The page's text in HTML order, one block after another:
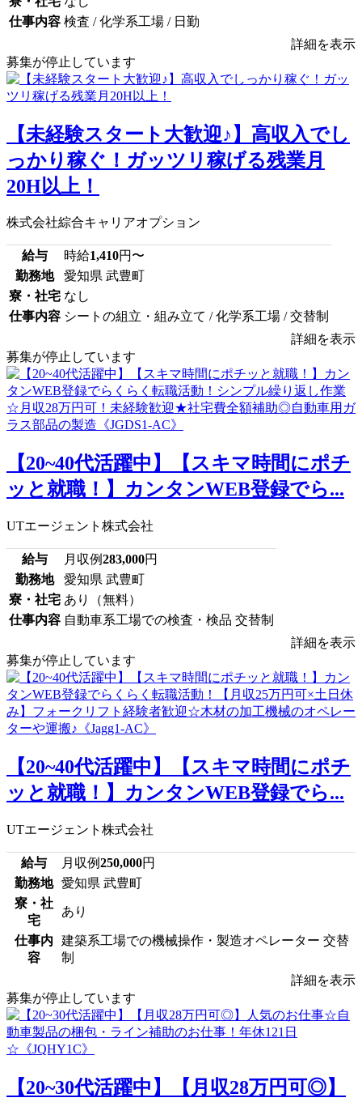
仕事内容 検査 / 化学系工場 / 日勤
詳細を表示
募集が停止しています
【未経験スタート大歓迎♪】高収入でし
っかり稼ぐ！ガッツリ稼げる残業月
20H以上！
株式会社綜合キャリアオプション
給与 時給1,410円〜
勤務地
愛知県 武豊町
寮・社宅 なし
仕事内容 シートの組立・組み立て / 化学系工場 / 交替制
詳細を表示
募集が停止しています
【20~40代活躍中】【スキマ時間にポチ
ッと就職！】カンタンWEB登録でら...
UTエージェント株式会社
給与 月収例283,000円
勤務地
愛知県 武豊町
寮・社宅 あり（無料）
仕事内容 自動車系工場での検査・検品 交替制
詳細を表示
募集が停止しています
【20~40代活躍中】【スキマ時間にポチ
ッと就職！】カンタンWEB登録でら...
UTエージェント株式会社
給与 月収例250,000円
勤務地
愛知県 武豊町
寮・社
宅
あり
仕事内
容
建築系工場での機械操作・製造オペレーター 交替
制
詳細を表示
募集が停止しています
【20~30代活躍中】【月収28万円可◎】